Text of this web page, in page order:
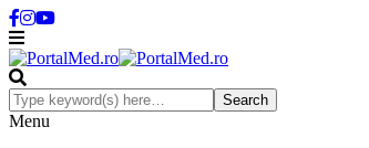
Menu